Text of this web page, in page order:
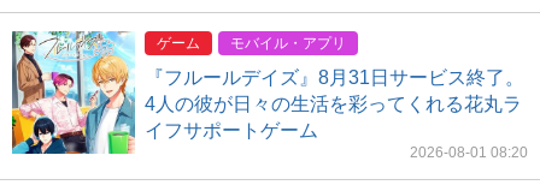
ゲーム モバイル・アプリ
『フルールデイズ』8月31日サービス終了。
4人の彼が日々の生活を彩ってくれる花丸ラ
イフサポートゲーム
2026-08-01 08:20